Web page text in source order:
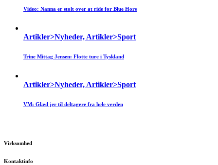
Video: Nanna er stolt over at ride for Blue Hors
Artikler>Nyheder, Artikler>Sport
Trine Mittag Jensen: Flotte ture i Tyskland
Artikler>Nyheder, Artikler>Sport
VM: Glæd jer til deltagere fra hele verden
Virksomhed
Kontaktinfo